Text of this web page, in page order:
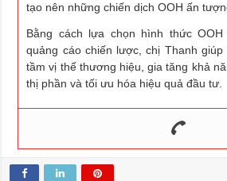
tạo nên những chiến dịch OOH ấn
Bằng cách lựa chọn hình thức
quảng cáo chiến lược, chị Thanh giúp
tầm vị thế thương hiệu, gia tăng khả
thị phần và tối ưu hóa hiệu quả đầu tư.